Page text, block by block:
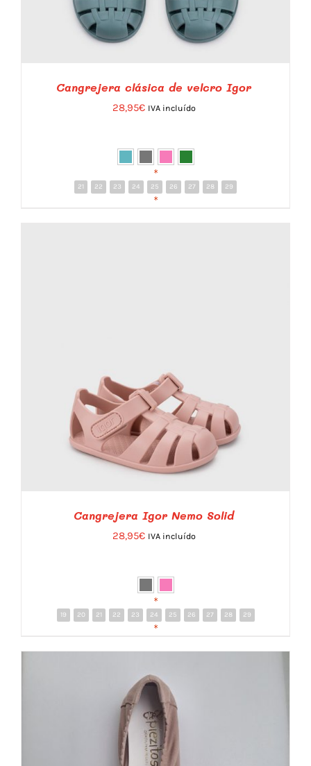
DETALLES
Cangrejera clásica de velcro Igor
28,95€ IVA incluído
*
21 22 23 24 25 26 27 28 29
*
DETALLES
Cangrejera Igor Nemo Solid
28,95€ IVA incluído
*
19 20 21 22 23 24 25 26 27 28 29
*